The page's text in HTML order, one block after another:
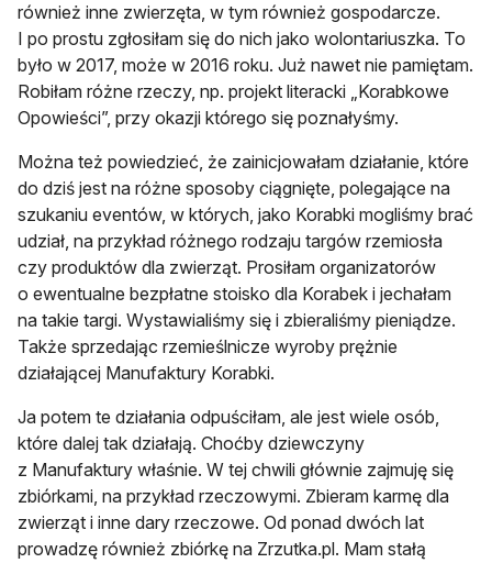
również inne zwierzęta, w tym również gospodarcze.
I po prostu zgłosiłam się do nich jako wolontariuszka. To
było w 2017, może w 2016 roku. Już nawet nie pamiętam.
Robiłam różne rzeczy, np. projekt literacki „Korabkowe
Opowieści”, przy okazji którego się poznałyśmy.
Można też powiedzieć, że zainicjowałam działanie, które
do dziś jest na różne sposoby ciągnięte, polegające na
szukaniu eventów, w których, jako Korabki mogliśmy brać
udział, na przykład różnego rodzaju targów rzemiosła
czy produktów dla zwierząt. Prosiłam organizatorów
o ewentualne bezpłatne stoisko dla Korabek i jechałam
na takie targi. Wystawialiśmy się i zbieraliśmy pieniądze.
Także sprzedając rzemieślnicze wyroby prężnie
działającej Manufaktury Korabki.
Ja potem te działania odpuściłam, ale jest wiele osób,
które dalej tak działają. Choćby dziewczyny
z Manufaktury właśnie. W tej chwili głównie zajmuję się
zbiórkami, na przykład rzeczowymi. Zbieram karmę dla
zwierząt i inne dary rzeczowe. Od ponad dwóch lat
prowadzę również zbiórkę na Zrzutka.pl. Mam stałą